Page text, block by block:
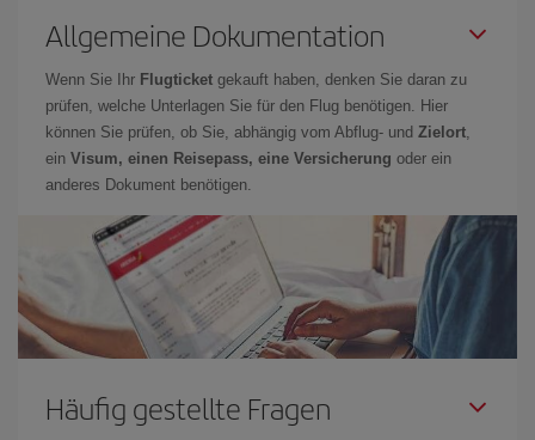
Allgemeine Dokumentation
Wenn Sie Ihr Flugticket gekauft haben, denken Sie daran zu
prüfen, welche Unterlagen Sie für den Flug benötigen. Hier
können Sie prüfen, ob Sie, abhängig vom Abflug- und Zielort,
ein Visum, einen Reisepass, eine Versicherung oder ein
anderes Dokument benötigen.
Häufig gestellte Fragen